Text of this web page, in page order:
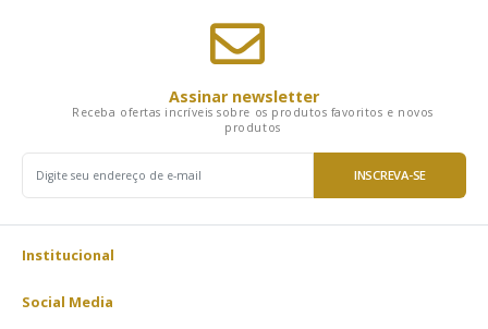
Assinar newsletter
Receba ofertas incríveis sobre os produtos favoritos e novos
produtos
INSCREVA-SE
Institucional
Social Media